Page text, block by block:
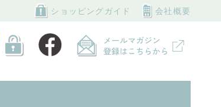
ショッピングガイド 会社概要